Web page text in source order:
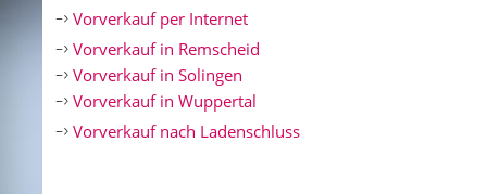
Vorverkauf per Internet
Vorverkauf in Remscheid
Vorverkauf in Solingen
Vorverkauf in Wuppertal
Vorverkauf nach Ladenschluss